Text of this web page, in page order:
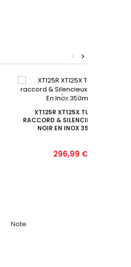
>
<
XT125R XT125X TUBE DE
RACCORD & SILENCIEUX ROND
NOIR EN INOX 350MM
Prix
296,99 €
Note